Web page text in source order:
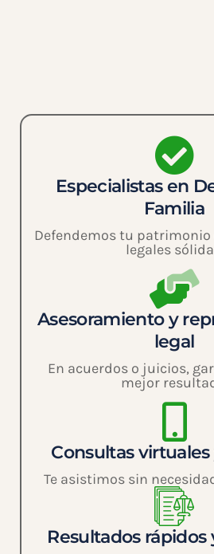
Especialistas en
Familia
Defendemos tu
legales
Asesoramiento y
legal
En acuerdos o juicios,
mejor
Consultas
Te asistimos sin
Resultados rápidos